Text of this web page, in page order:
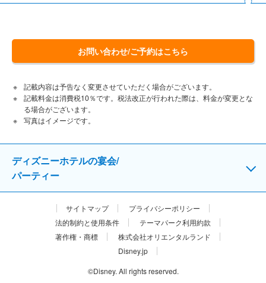
お問い合わせ/ご予約はこちら
記載内容は予告なく変更させていただく場合がございます。
記載料金は消費税10％です。税法改正が行われた際は、料金が変更とな
る場合がございます。
写真はイメージです。
ディズニーホテルの宴会/
パーティー
サイトマップ
プライバシーポリシー
法的制約と使用条件
テーマパーク利用約款
著作権・商標
株式会社オリエンタルランド
Disney.jp
©Disney. All rights reserved.